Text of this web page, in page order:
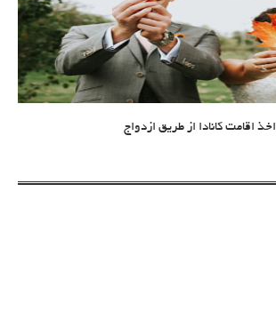
اخذ اقامت کانادا از طریق ازدواج